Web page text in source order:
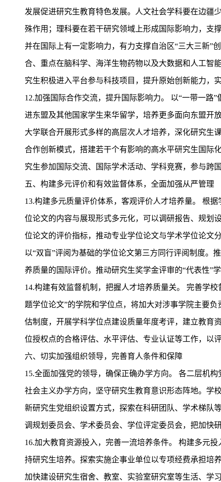
发展促进研究生教育特色发展。人文社会学科要在边疆
殊作用；理科要在若干研究领域上形成国际影响力，支
并在国际上有一定影响力，有力支撑自治区“三大三新”
合、重点在脑科学、海洋生物药物以及大数据和人工智
究生积极进入平台参与科技项目，提升原始创新能力，
12.加强国际合作交流，提升国际影响力。 以“一带一路
进东盟及其他国家学生来华留学，培养更多面向东盟开
大学联合开展形式多样的高层次人才培养，深化研究生
合作创新模式，搭建若干个有影响的高水平研究生国际
究生参加国际交流、国际学术活动、学科竞赛，参与跨
五、构建多元评价和有效监督体系，全面加强从严管理
13.构建多元质量评价体系，客观评价人才培养量。 根
位论文的内容与展现形式多元化，可以调研报告、规划
位论文的评价指标，推动专业学位论文与学术学位论文
以“双盲”评阅为基础的学位论文第三方同行评阅制度。
养质量的国际评价。推动研究生奖学金评审的“代表性”
14.构建有效监督机制，把握人才培养质量关。 完善学
题学位论文”的学院和学位点，将加大对涉事学院主要负
估制度，开展学科学位点建设质量年度考评，建立教育
位授权点的合格评估、水平评估、专业认证等工作，以
六、切实加强组织领导，完善育人条件和保障
15.全面加强党的领导，确保正确办学方向。 各二层机
社会主义办学方向，坚守研究生教育意识形态阵地。学
新研究生党组织设置方式，探索在科研团队、学术梯队
调规划委员会、学术委员会、学位评定委员会，把加快
16.加大教育资源投入，完善一流培养条件。 构建多元
持研究生培养。探索实施企事业单位以专项经费承担培
加快建设研究生宿舍、教室、实验室研究室等生活、学